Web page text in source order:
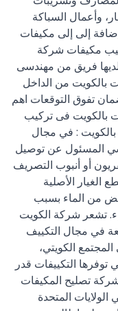
وأعمال السباكة
إلى إلى مكيفات
مكيفات شركة
فريق من مهندسى
بالكويت من الداخل
تفوق التوقعات اهم
بالكويت فى تركيب
بالكويت : في مجال
المسئول عن توصيل
أو أنبوب التصريف
الأصلية
من الماء بسبب
تشعر شركة الكويت
في مجال التكييف
الكويتي،
توفرها التكييفات قدر
تصليح المكيفات
المتحدة